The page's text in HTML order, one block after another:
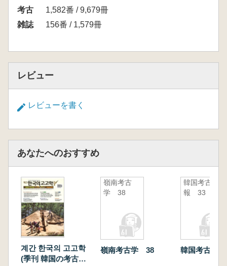
考古
1,582番 / 9,679冊
雑誌
156番 / 1,579冊
レビュー
レビューを書く
あなたへのおすすめ
계간 한국의 고고학
(季刊 韓国の考古学)
嶺南考古
学 38
嶺南考古学 38
韓国考古学
報 33
韓国考古学